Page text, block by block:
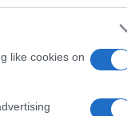
like cookies on